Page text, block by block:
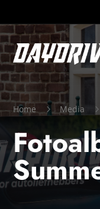
Home 5 Media